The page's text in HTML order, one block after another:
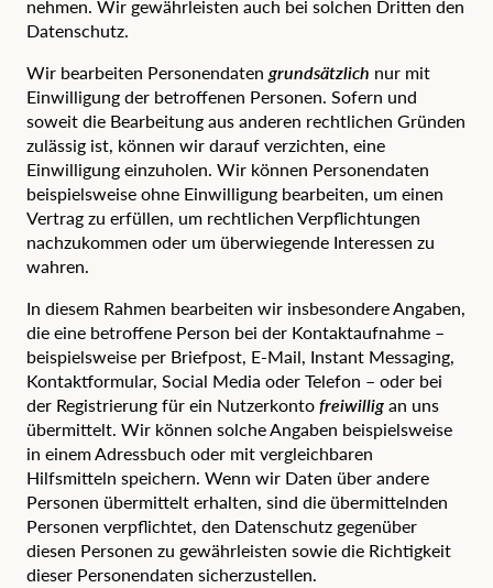
nehmen. Wir gewährleisten auch bei solchen Dritten den
Datenschutz.
Wir bearbeiten Personendaten grundsätzlich nur mit
Einwilligung der betroffenen Personen. Sofern und
soweit die Bearbeitung aus anderen rechtlichen Gründen
zulässig ist, können wir darauf verzichten, eine
Einwilligung einzuholen. Wir können Personendaten
beispielsweise ohne Einwilligung bearbeiten, um einen
Vertrag zu erfüllen, um rechtlichen Verpflichtungen
nachzukommen oder um überwiegende Interessen zu
wahren.
In diesem Rahmen bearbeiten wir insbesondere Angaben,
die eine betroffene Person bei der Kontaktaufnahme –
beispielsweise per Briefpost, E-Mail, Instant Messaging,
Kontaktformular, Social Media oder Telefon – oder bei
der Registrierung für ein Nutzerkontofreiwilligan uns
übermittelt. Wir können solche Angaben beispielsweise
in einem Adressbuch oder mit vergleichbaren
Hilfsmitteln speichern. Wenn wir Daten über andere
Personen übermittelt erhalten, sind die übermittelnden
Personen verpflichtet, den Datenschutz gegenüber
diesen Personen zu gewährleisten sowie die Richtigkeit
dieser Personendaten sicherzustellen.